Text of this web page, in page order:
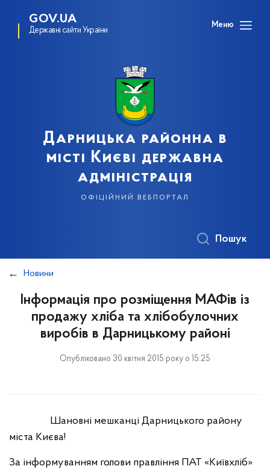
GOV.UA
Державні сайти України
Меню
Дарницька районна в
місті Києві державна
адміністрація
офіційний вебпортал
Пошук
Новини
Інформація про розміщення МАФів із
продажу хліба та хлібобулочних
виробів в Дарницькому районі
Опубліковано 30 квітня 2015 року о 15:25
Шановні мешканці Дарницького району
міста Києва!
За інформуванням голови правління ПАТ «Київхліб»